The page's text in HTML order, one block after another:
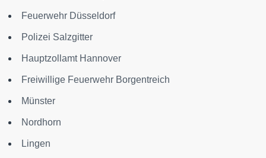
Feuerwehr Düsseldorf
Polizei Salzgitter
Hauptzollamt Hannover
Freiwillige Feuerwehr Borgentreich
Münster
Nordhorn
Lingen